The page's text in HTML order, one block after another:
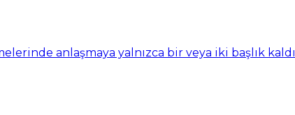
anlaşmaya yalnızca bir veya iki başlık kaldı